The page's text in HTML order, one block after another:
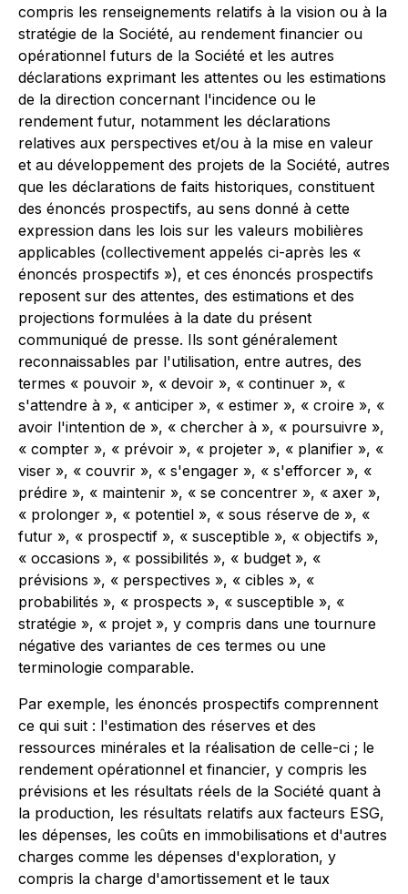
compris les renseignements relatifs à la vision ou à la
stratégie de la Société, au rendement financier ou
opérationnel futurs de la Société et les autres
déclarations exprimant les attentes ou les estimations
de la direction concernant l'incidence ou le
rendement futur, notamment les déclarations
relatives aux perspectives et/ou à la mise en valeur
et au développement des projets de la Société, autres
que les déclarations de faits historiques, constituent
des énoncés prospectifs, au sens donné à cette
expression dans les lois sur les valeurs mobilières
applicables (collectivement appelés ci-après les «
énoncés prospectifs »), et ces énoncés prospectifs
reposent sur des attentes, des estimations et des
projections formulées à la date du présent
communiqué de presse. Ils sont généralement
reconnaissables par l'utilisation, entre autres, des
termes « pouvoir », « devoir », « continuer », «
s'attendre à », « anticiper », « estimer », « croire », «
avoir l'intention de », « chercher à », « poursuivre »,
« compter », « prévoir », « projeter », « planifier », «
viser », « couvrir », « s'engager », « s'efforcer », «
prédire », « maintenir », « se concentrer », « axer »,
« prolonger », « potentiel », « sous réserve de », «
futur », « prospectif », « susceptible », « objectifs »,
« occasions », « possibilités », « budget », «
prévisions », « perspectives », « cibles », «
probabilités », « prospects », « susceptible », «
stratégie », « projet », y compris dans une tournure
négative des variantes de ces termes ou une
terminologie comparable.
Par exemple, les énoncés prospectifs comprennent
ce qui suit : l'estimation des réserves et des
ressources minérales et la réalisation de celle-ci ; le
rendement opérationnel et financier, y compris les
prévisions et les résultats réels de la Société quant à
la production, les résultats relatifs aux facteurs ESG,
les dépenses, les coûts en immobilisations et d'autres
charges comme les dépenses d'exploration, y
compris la charge d'amortissement et le taux